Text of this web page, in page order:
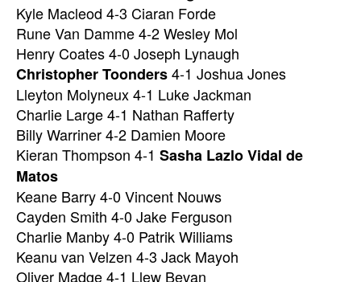
Kyle Macleod 4-3 Ciaran Forde
Rune Van Damme 4-2 Wesley Mol
Henry Coates 4-0 Joseph Lynaugh
Christopher Toonders4-1 Joshua Jones
Lleyton Molyneux 4-1 Luke Jackman
Charlie Large 4-1 Nathan Rafferty
Billy Warriner 4-2 Damien Moore
Kieran Thompson 4-1 Sasha Lazlo Vidal de
Matos
Keane Barry 4-0 Vincent Nouws
Cayden Smith 4-0 Jake Ferguson
Charlie Manby 4-0 Patrik Williams
Keanu van Velzen 4-3 Jack Mayoh
Oliver Madge 4-1 Llew Bevan